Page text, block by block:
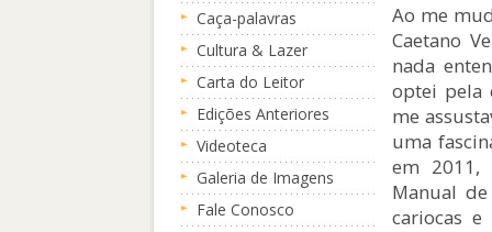
Caça-palavras
Cultura & Lazer
Carta do Leitor
Edições Anteriores
Videoteca
Galeria de Imagens
Fale Conosco
Ao me
Caetano
nada
optei pela
me
uma
em 2011,
Manual
cariocas